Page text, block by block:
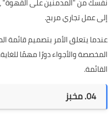
إلى عمل تجاري مربح.
عندما يتعلق الأمر بتصميم قائمة
المخصصة والأجواء دورًا مهمًا
القائمة.
04. مخبز